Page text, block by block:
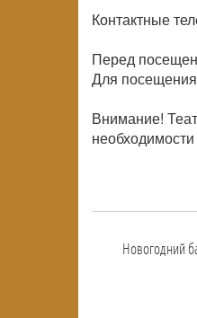
Контактные
Перед
Для посещения
Внимание!
необходимости
Новогодний